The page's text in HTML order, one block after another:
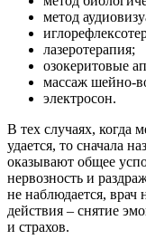
метод
лазеротерапия;
озокеритовые
массаж шейно-
электросон.
В тех случаях, когда
удается, то сначала
оказывают общее
нервозность и
не наблюдается, врач
действия – снятие
и страхов.